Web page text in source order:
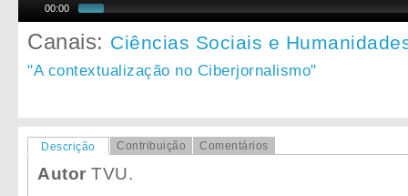
00:00
Canais: Ciências Sociais e
"A contextualização no Ciberjornalismo"
Descrição Contribuição Comentários
Autor TVU.